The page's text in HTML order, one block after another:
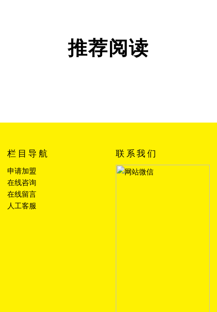
推荐阅读
栏目导航
申请加盟
在线咨询
在线留言
人工客服
联系我们